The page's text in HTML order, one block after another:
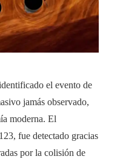
el evento de
jamás observado,
moderna. El
fue detectado gracias
por la colisión de